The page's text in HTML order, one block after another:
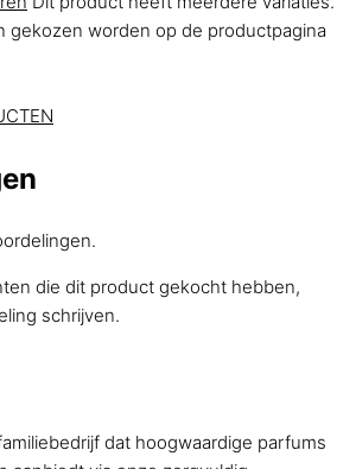
gekozen worden op de productpagina
die dit product gekocht hebben,
schrijven.
dat hoogwaardige parfums